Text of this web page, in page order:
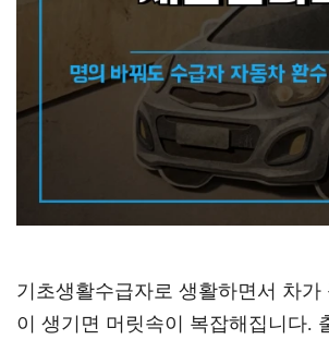
기초생활수급자로 생활하면서 차가
이 생기면 머릿속이 복잡해집니다.